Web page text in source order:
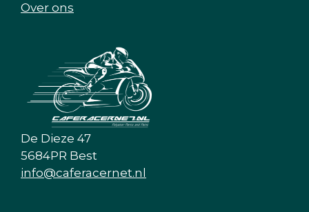
Over ons
De Dieze 47
5684PR Best
info@caferacernet.nl